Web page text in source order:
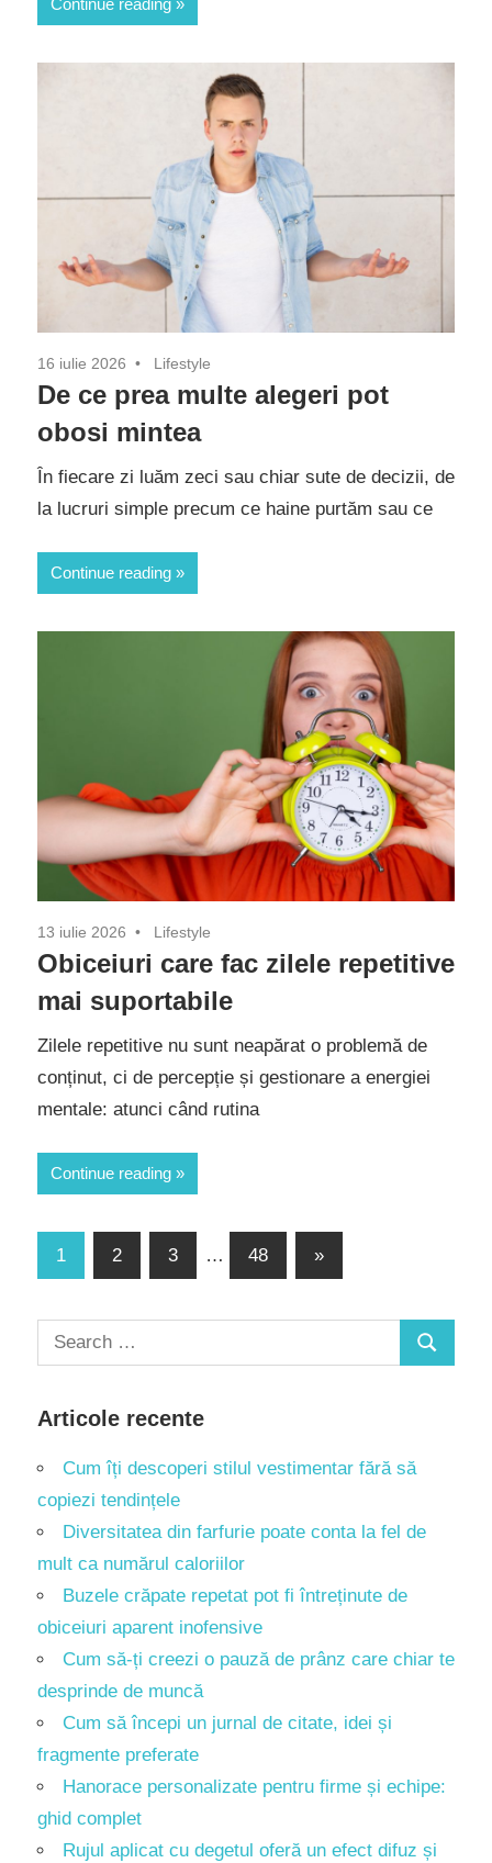
Continue reading
16 iulie 2026 Lifestyle
De ce prea multe alegeri pot
obosi mintea
În fiecare zi luăm zeci sau chiar sute de decizii, de
la lucruri simple precum ce haine purtăm sau ce
Continue reading
13 iulie 2026 Lifestyle
Obiceiuri care fac zilele repetitive
mai suportabile
Zilele repetitive nu sunt neapărat o problemă de
conținut, ci de percepție și gestionare a energiei
mentale: atunci când rutina
Continue reading
Paginație
1 2 3 … 48
Next
Posts
»
Search
for:
Search
Articole recente
Cum îți descoperi stilul vestimentar fără să
copiezi tendințele
Diversitatea din farfurie poate conta la fel de
mult ca numărul caloriilor
Buzele crăpate repetat pot fi întreținute de
obiceiuri aparent inofensive
Cum să-ți creezi o pauză de prânz care chiar te
desprinde de muncă
Cum să începi un jurnal de citate, idei și
fragmente preferate
Hanorace personalizate pentru firme și echipe:
ghid complet
Rujul aplicat cu degetul oferă un efect difuz și